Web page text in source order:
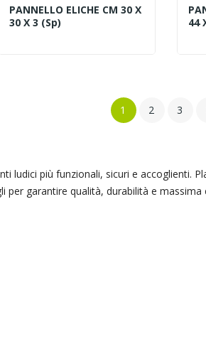
PANNELLO ELICHE CM 30 X
30 X 3 (sp)
44
1 2 3
ludici più funzionali, sicuri e accoglienti.
per garantire qualità, durabilità e